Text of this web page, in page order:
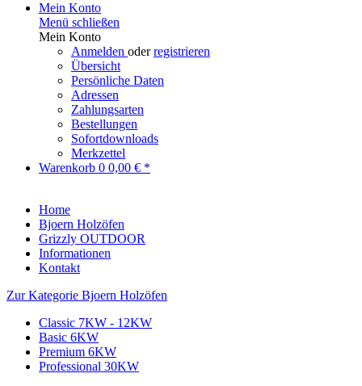
Mein Konto
Menü schließen
Mein Konto
Anmelden oderregistrieren
Übersicht
Persönliche Daten
Adressen
Zahlungsarten
Bestellungen
Sofortdownloads
Merkzettel
Warenkorb 0 0,00 € *
Home
Bjoern Holzöfen
Grizzly OUTDOOR
Informationen
Kontakt
Zur Kategorie Bjoern Holzöfen
Classic 7KW - 12KW
Basic 6KW
Premium 6KW
Professional 30KW